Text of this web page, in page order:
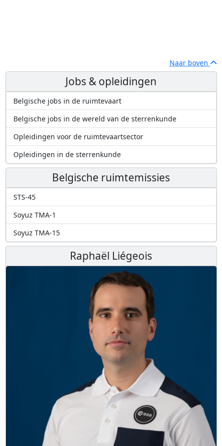
Naar boven
Jobs & opleidingen
Belgische jobs in de ruimtevaart
Belgische jobs in de wereld van de sterrenkunde
Opleidingen voor de ruimtevaartsector
Opleidingen in de sterrenkunde
Belgische ruimtemissies
STS-45
Soyuz TMA-1
Soyuz TMA-15
Raphaël Liégeois